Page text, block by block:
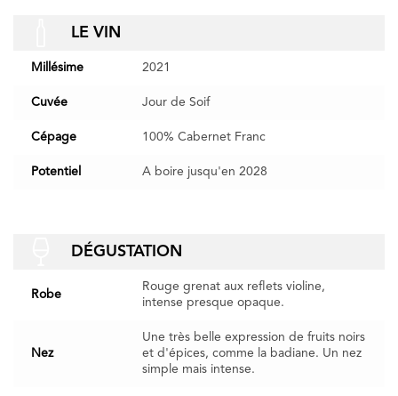
LE VIN
Millésime 2021
Cuvée Jour de Soif
Cépage 100% Cabernet Franc
Potentiel A boire jusqu'en 2028
DÉGUSTATION
Robe
Rouge grenat aux reflets violine,
intense presque opaque.
Nez
Une très belle expression de fruits noirs
et d'épices, comme la badiane. Un nez
simple mais intense.